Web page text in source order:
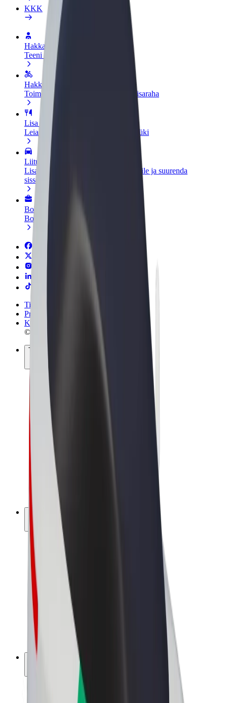
KKK
Hakka juhiks
Teeni siis, kui sulle sobib
Hakka kulleriks
Toimeta tellimused kohale ja teeni lisaraha
Lisa restoran või pood
Leia rohkem kliente ja suurenda müüki
Liitu sõidukipargi omanikuna
Lisa oma sõidukipark Bolti platvormile ja suurenda
sissetulekut
Bolt for Business
Bolti teenused sinu ettevõttele
Tingimused
Privaatsus
Küpsised
© 2026 Bolt Technology OÜ
Teenused
Sõidud
Tõukerattad
Bolt Market
Bolt Food
Bolt Drive
Bolt for Business
Elektrijalgrattad
Bolt Plus
Teeni Boltiga
Juhi sissetulek
Kullerid
Kulleri sissetulek
Bolt Food restoranidele ja poodidele
Sõidukipargid
Frantsiisid
Ettevõte
Töövõimalused